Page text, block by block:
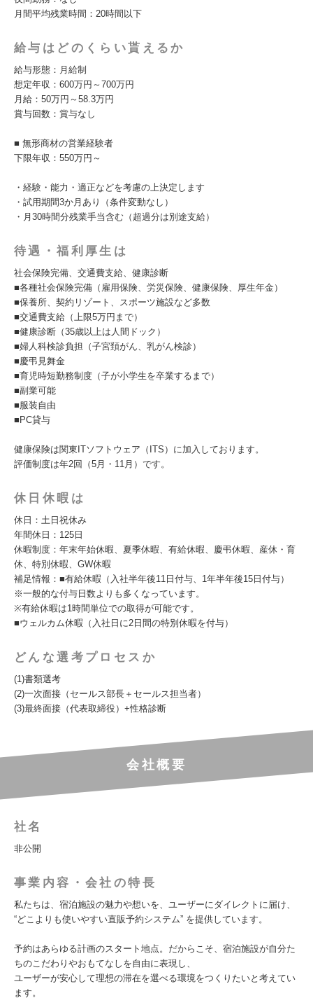
月間平均残業時間：20時間以下
給与はどのくらい貰えるか
給与形態：月給制
想定年収：600万円～700万円
月給：50万円～58.3万円
賞与回数：賞与なし
■ 無形商材の営業経験者
下限年収：550万円～
・経験・能力・適正などを考慮の上決定します
・試用期間3か月あり（条件変動なし）
・月30時間分残業手当含む（超過分は別途支給）
待遇・福利厚生は
社会保険完備、交通費支給、健康診断
■各種社会保険完備（雇用保険、労災保険、健康保険、厚生年金）
■保養所、契約リゾート、スポーツ施設など多数
■交通費支給（上限5万円まで）
■健康診断（35歳以上は人間ドック）
■婦人科検診負担（子宮頚がん、乳がん検診）
■慶弔見舞金
■育児時短勤務制度（子が小学生を卒業するまで）
■副業可能
■服装自由
■PC貸与
健康保険は関東ITソフトウェア（ITS）に加入しております。
評価制度は年2回（5月・11月）です。
休日休暇は
休日：土日祝休み
年間休日：125日
休暇制度：年末年始休暇、夏季休暇、有給休暇、慶弔休暇、産休・育
休、特別休暇、GW休暇
補足情報：■有給休暇（入社半年後11日付与、1年半年後15日付与）
※一般的な付与日数よりも多くなっています。
※有給休暇は1時間単位での取得が可能です。
■ウェルカム休暇（入社日に2日間の特別休暇を付与）
どんな選考プロセスか
(1)書類選考
(2)一次面接（セールス部長＋セールス担当者）
(3)最終面接（代表取締役）+性格診断
会社概要
社名
非公開
事業内容・会社の特長
私たちは、宿泊施設の魅力や想いを、ユーザーにダイレクトに届け、
“どこよりも使いやすい直販予約システム” を提供しています。
予約はあらゆる計画のスタート地点。だからこそ、宿泊施設が自分た
ちのこだわりやおもてなしを自由に表現し、
ユーザーが安心して理想の滞在を選べる環境をつくりたいと考えてい
ます。